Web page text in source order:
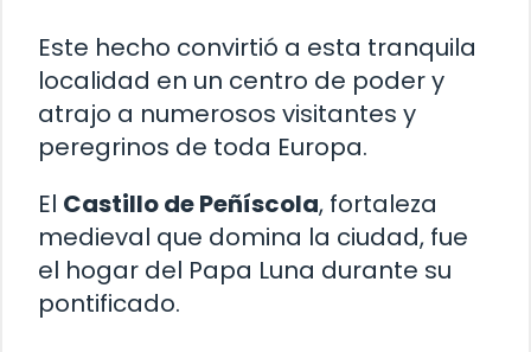
Este hecho convirtió a esta tranquila
localidad en un centro de poder y
atrajo a numerosos visitantes y
peregrinos de toda Europa.
El Castillo de Peñíscola, fortaleza
medieval que domina la ciudad, fue
el hogar del Papa Luna durante su
pontificado.